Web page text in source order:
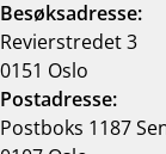
Besøksadresse:
Revierstredet 3
0151 Oslo
Postadresse:
Postboks 1187